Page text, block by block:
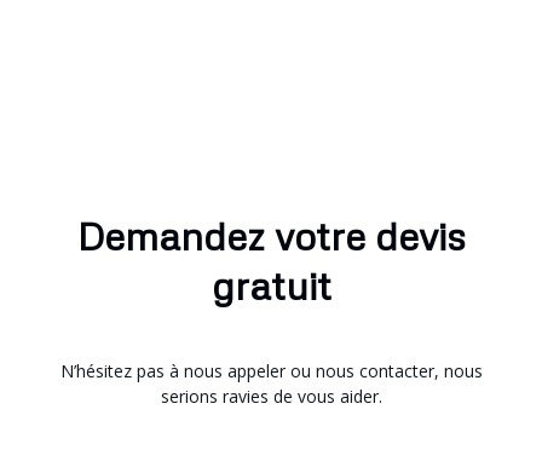
Demandez votre devis
gratuit
N’hésitez pas à nous appeler ou nous contacter, nous
serions ravies de vous aider.